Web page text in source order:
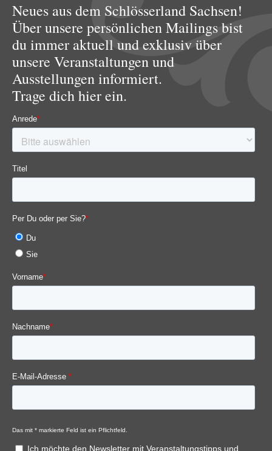
Neues aus dem Schlösserland Sachsen!
Über unsere persönlichen Mailings bist
du immer aktuell und exklusiv über
unsere Veranstaltungen und
Ausstellungen informiert.
Trage dich hier ein.